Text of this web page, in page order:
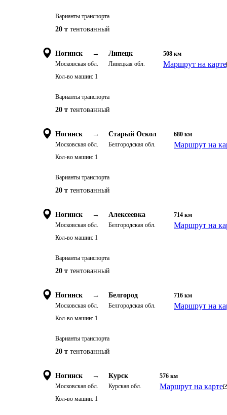
Варианты транспорта
20 т тентованный
Ногинск →
Московская обл.
Липецк
Липецкая обл.
508 км
Маршрут на карте
Кол-во машин: 1
Варианты транспорта
20 т тентованный
Ногинск →
Московская обл.
Старый Оскол
Белгородская обл.
680 км
Маршрут на
Кол-во машин: 1
Варианты транспорта
20 т тентованный
Ногинск →
Московская обл.
Алексеевка
Белгородская обл.
714 км
Маршрут на
Кол-во машин: 1
Варианты транспорта
20 т тентованный
Ногинск →
Московская обл.
Белгород
Белгородская обл.
716 км
Маршрут на
Кол-во машин: 1
Варианты транспорта
20 т тентованный
Ногинск →
Московская обл.
Курск
Курская обл.
576 км
Маршрут на карте
Кол-во машин: 1